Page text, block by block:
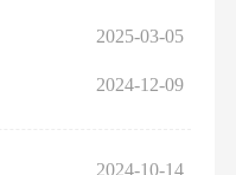
2025-03-05
2024-12-09
2024-10-14